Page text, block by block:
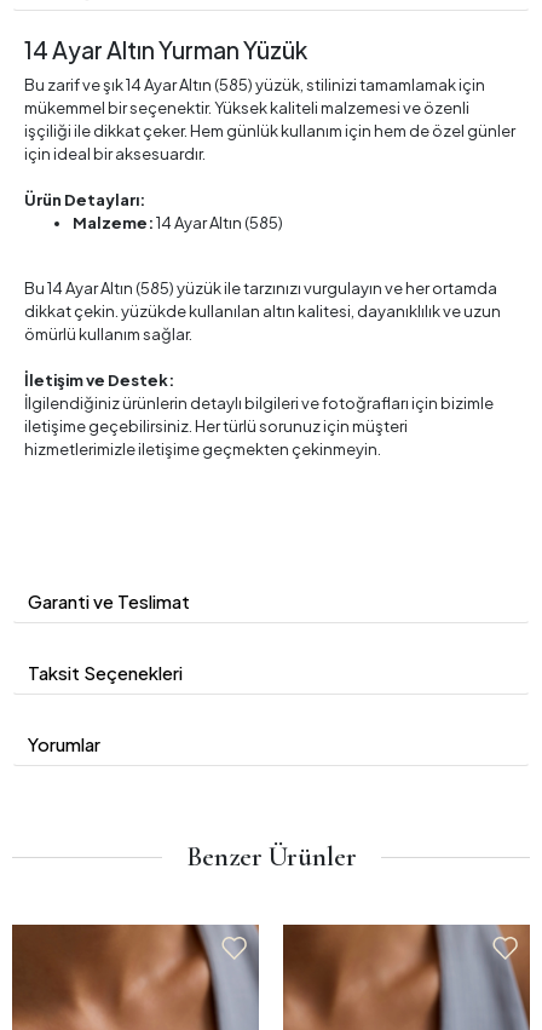
14 Ayar Altın Yurman Yüzük
Bu zarif ve şık 14 Ayar Altın (585) yüzük, stilinizi tamamlamak için
mükemmel bir seçenektir. Yüksek kaliteli malzemesi ve özenli
işçiliği ile dikkat çeker. Hem günlük kullanım için hem de özel günler
için ideal bir aksesuardır.
Ürün Detayları:
Malzeme:14 Ayar Altın (585)
Bu 14 Ayar Altın (585) yüzük ile tarzınızı vurgulayın ve her ortamda
dikkat çekin. yüzükde kullanılan altın kalitesi, dayanıklılık ve uzun
ömürlü kullanım sağlar.
İletişim ve Destek:
İlgilendiğiniz ürünlerin detaylı bilgileri ve fotoğrafları için bizimle
iletişime geçebilirsiniz. Her türlü sorunuz için müşteri
hizmetlerimizle iletişime geçmekten çekinmeyin.
Garanti ve Teslimat
Taksit Seçenekleri
Yorumlar
Benzer Ürünler